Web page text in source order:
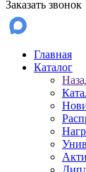
Заказать звонок
Главная
Каталог